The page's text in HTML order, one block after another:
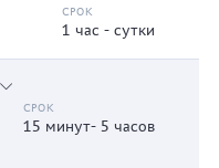
1 час - сутки
15 минут- 5 часов